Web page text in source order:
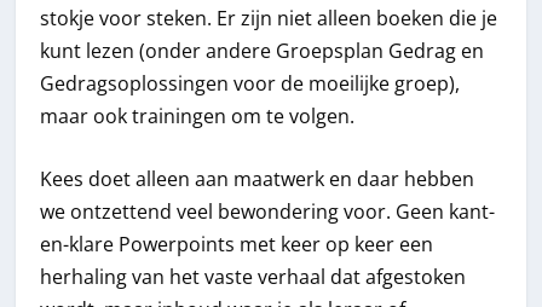
stokje voor steken. Er zijn niet alleen boeken die je
kunt lezen (onder andere Groepsplan Gedrag en
Gedragsoplossingen voor de moeilijke groep),
maar ook trainingen om te volgen.
Kees doet alleen aan maatwerk en daar hebben
we ontzettend veel bewondering voor. Geen kant-
en-klare Powerpoints met keer op keer een
herhaling van het vaste verhaal dat afgestoken